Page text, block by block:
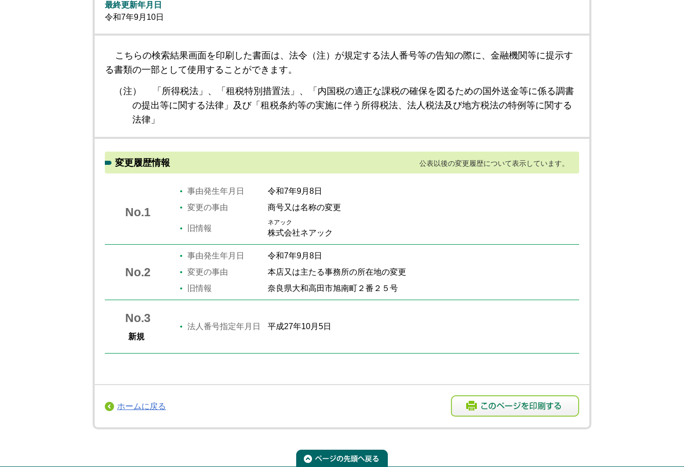
最終更新年月日
令和7年9月10日
こちらの検索結果画面を印刷した書面は、法令（注）が規定する法人番号等の告知の際に、金融機関等に提示す
る書類の一部として使用することができます。
（注）
「所得税法」、「租税特別措置法」、「内国税の適正な課税の確保を図るための国外送金等に係る調書
の提出等に関する法律」及び「租税条約等の実施に伴う所得税法、法人税法及び地方税法の特例等に関する
法律」
変更履歴情報 公表以後の変更履歴について表示しています。
No.1
事由発生年月日
令和7年9月8日
変更の事由
商号又は名称の変更
旧情報
ネアック
株式会社ネアック
No.2
事由発生年月日
令和7年9月8日
変更の事由
本店又は主たる事務所の所在地の変更
旧情報
奈良県大和高田市旭南町２番２５号
No.3
新規
法人番号指定年月日 平成27年10月5日
ホームに戻る